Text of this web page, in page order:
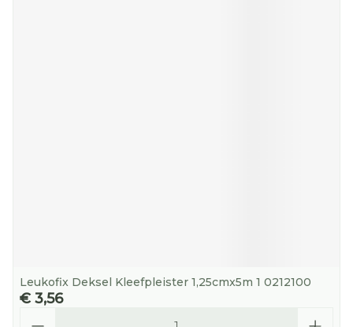
Leukofix Deksel Kleefpleister 1,25cmx5m 1 0212100
€ 3,56